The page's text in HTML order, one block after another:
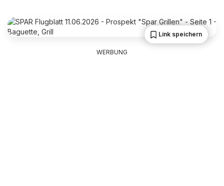
Link speichern
WERBUNG